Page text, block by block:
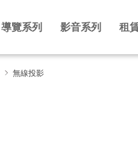
導覽系列 影音系列 租
無線投影